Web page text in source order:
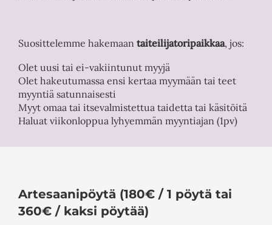
Suosittelemme hakemaan taiteilijatoripaikkaa, jos:
Olet uusi tai ei-vakiintunut myyjä
Olet hakeutumassa ensi kertaa myymään tai teet
myyntiä satunnaisesti
Myyt omaa tai itsevalmistettua taidetta tai käsitöitä
Haluat viikonloppua lyhyemmän myyntiajan (1pv)
Artesaanipöytä (180€ / 1 pöytä tai
360€ / kaksi pöytää)